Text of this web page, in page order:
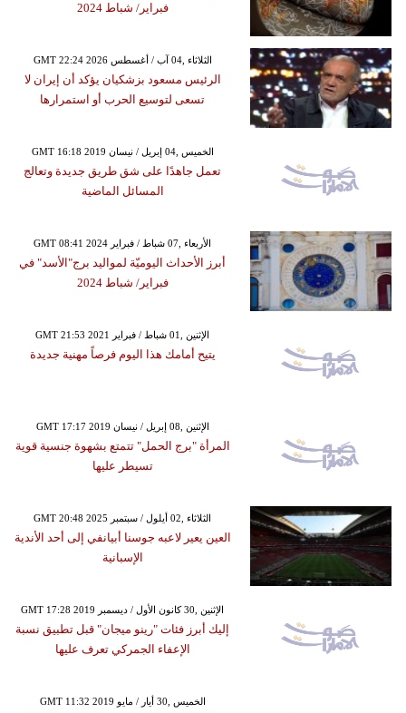
فبراير/ شباط 2024
GMT 22:24 2026 الثلاثاء ,04 آب / أغسطس
الرئيس مسعود بزشكيان يؤكد أن إيران لا
تسعى لتوسيع الحرب أو استمرارها
GMT 16:18 2019 الخميس ,04 إبريل / نيسان
تعمل جاهدًا على شق طريق جديدة وتعالج
المسائل الماضية
GMT 08:41 2024 الأربعاء ,07 شباط / فبراير
أبرز الأحداث اليوميّة لمواليد برج"الأسد" في
فبراير/ شباط 2024
GMT 21:53 2021 الإثنين ,01 شباط / فبراير
يتيح أمامك هذا اليوم فرصاً مهنية جديدة
GMT 17:17 2019 الإثنين ,08 إبريل / نيسان
المرأة "برج الحمل" تتمتع بشهوة جنسية قوية
تسيطر عليها
GMT 20:48 2025 الثلاثاء ,02 أيلول / سبتمبر
العين يعير لاعبه جوسنا أبيانفي إلى أحد الأندية
الإسبانية
GMT 17:28 2019 الإثنين ,30 كانون الأول / ديسمبر
إليك أبرز فئات "رينو ميجان" قبل تطبيق نسبة
الإعفاء الجمركي تعرف عليها
GMT 11:32 2019 الخميس ,30 أيار / مايو